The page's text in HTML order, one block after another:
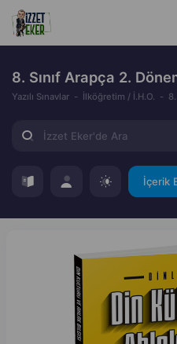
8. Sınıf Arapça 2.
Yazılı Sınavlar İlköğretim / İ.H.O.
İçerik